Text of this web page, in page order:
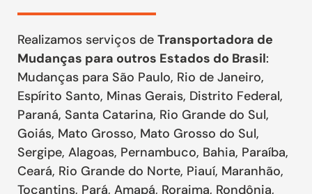
Realizamos serviços de Transportadora de
Mudanças para outros Estados do Brasil:
Mudanças para São Paulo, Rio de Janeiro,
Espírito Santo, Minas Gerais, Distrito Federal,
Paraná, Santa Catarina, Rio Grande do Sul,
Goiás, Mato Grosso, Mato Grosso do Sul,
Sergipe, Alagoas, Pernambuco, Bahia, Paraíba,
Ceará, Rio Grande do Norte, Piauí, Maranhão,
Tocantins, Pará, Amapá, Roraima, Rondônia,